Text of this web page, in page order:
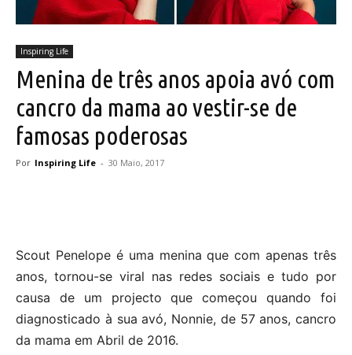
Inspiring Life
Menina de três anos apoia avó com
cancro da mama ao vestir-se de
famosas poderosas
Por Inspiring Life - 30 Maio, 2017
Scout Penelope é uma menina que com apenas três
anos, tornou-se viral nas redes sociais e tudo por
causa de um projecto que começou quando foi
diagnosticado à sua avó, Nonnie, de 57 anos, cancro
da mama em Abril de 2016.